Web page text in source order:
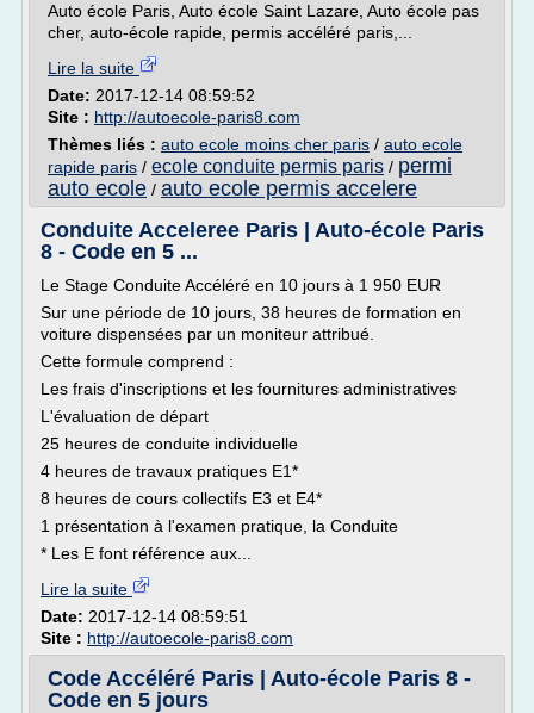
Auto école Paris, Auto école Saint Lazare, Auto école pas
cher, auto-école rapide, permis accéléré paris,...
Lire la suite
Date: 2017-12-14 08:59:52
Site : http://autoecole-paris8.com
Thèmes liés : auto ecole moins cher paris / auto ecole
rapide paris / ecole conduite permis paris / permi
auto ecole / auto ecole permis accelere
Conduite Acceleree Paris | Auto-école Paris
8 - Code en 5 ...
Le Stage Conduite Accéléré en 10 jours à 1 950 EUR
Sur une période de 10 jours, 38 heures de formation en
voiture dispensées par un moniteur attribué.
Cette formule comprend :
Les frais d'inscriptions et les fournitures administratives
L'évaluation de départ
25 heures de conduite individuelle
4 heures de travaux pratiques E1*
8 heures de cours collectifs E3 et E4*
1 présentation à l'examen pratique, la Conduite
* Les E font référence aux...
Lire la suite
Date: 2017-12-14 08:59:51
Site : http://autoecole-paris8.com
Code Accéléré Paris | Auto-école Paris 8 -
Code en 5 jours